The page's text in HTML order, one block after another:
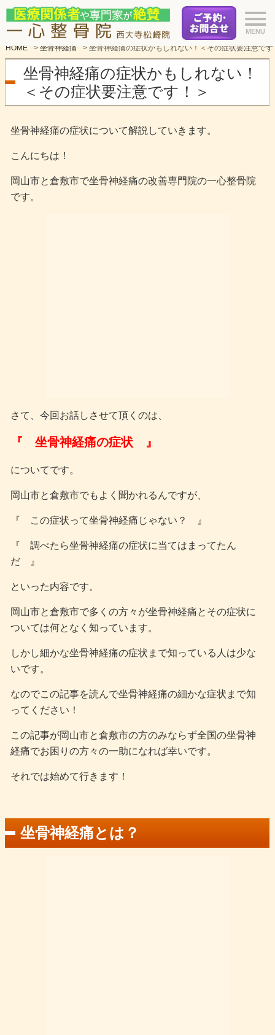
HOME > 坐骨神経痛 > 坐骨神経痛の症状かもしれない！＜その症状要注意です
坐骨神経痛の症状かもしれない！
＜その症状要注意です！＞
坐骨神経痛の症状について解説していきます。
こんにちは！
岡山市と倉敷市で坐骨神経痛の改善専門院の一心整骨院
です。
さて、今回お話しさせて頂くのは、
『 坐骨神経痛の症状 』
についてです。
岡山市と倉敷市でもよく聞かれるんですが、
『 この症状って坐骨神経痛じゃない？ 』
『 調べたら坐骨神経痛の症状に当てはまってたん
だ 』
といった内容です。
岡山市と倉敷市で多くの方々が坐骨神経痛とその症状に
ついては何となく知っています。
しかし細かな坐骨神経痛の症状まで知っている人は少な
いです。
なのでこの記事を読んで坐骨神経痛の細かな症状まで知
ってください！
この記事が岡山市と倉敷市の方のみならず全国の坐骨神
経痛でお困りの方々の一助になれば幸いです。
それでは始めて行きます！
坐骨神経痛とは？